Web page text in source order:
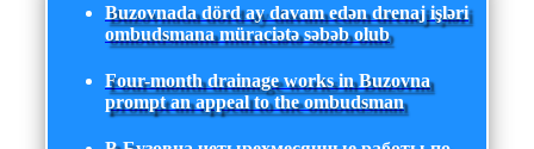
Buzovnada dörd ay davam edən drenaj işləri
ombudsmana müraciətə səbəb olub
Four-month drainage works in Buzovna
prompt an appeal to the ombudsman